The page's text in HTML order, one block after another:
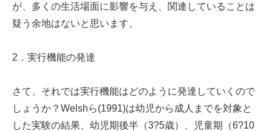
が、多くの生活場面に影響を与え、関連していることは
疑う余地はないと思います。
2．実行機能の発達
さて、それでは実行機能はどのように発達していくので
しょうか？Welshら(1991)は幼児から成人までを対象と
した実験の結果、幼児期後半（3?5歳）、児童期（6?10